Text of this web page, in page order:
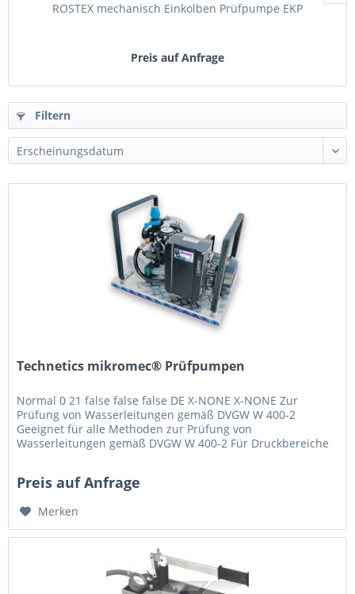
ROSTEX mechanisch Einkolben Prüfpumpe EKP
Preis auf Anfrage
Filtern
Technetics mikromec® Prüfpumpen
Normal 0 21 false false false DE X-NONE X-NONE Zur
Prüfung von Wasserleitungen gemäß DVGW W 400-2
Geeignet für alle Methoden zur Prüfung von
Wasserleitungen gemäß DVGW W 400-2 Für Druckbereiche
Preis auf Anfrage
Merken